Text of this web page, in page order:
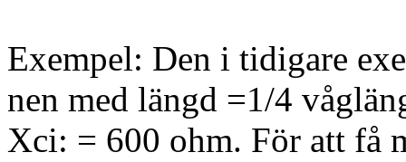
Exempel: Den i tidigare
nen med längd =1/4
Xci: = 600 ohm. För att få